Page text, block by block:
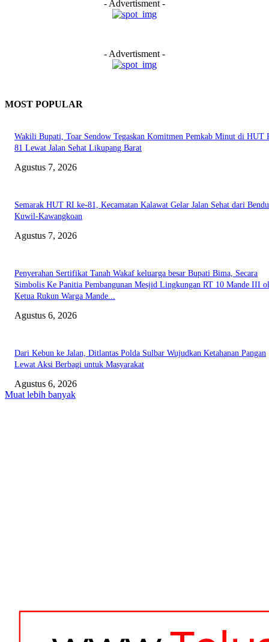
- Advertisment -
- Advertisment -
MOST POPULAR
Wakili Bupati, Toar Sendow Tegaskan Komitmen Pemkab Minut di HUT
81 Lewat Jalan Sehat Likupang Barat
Agustus 7, 2026
Semarak HUT RI ke-81, Kecamatan Kalawat Gelar Jalan Sehat dari
Kuwil-Kawangkoan
Agustus 7, 2026
Penyerahan Sertifikat Tanah Wakaf keluarga besar Bupati Bima, Secara
Simbolis Ke Panitia Pembangunan Mesjid Lingkungan RT 10 Mande III
Ketua Rukun Warga Mande...
Agustus 6, 2026
Dari Kebun ke Jalan, Ditlantas Polda Sulbar Wujudkan Ketahanan Pangan
Lewat Aksi Berbagi untuk Masyarakat
Agustus 6, 2026
Muat lebih banyak